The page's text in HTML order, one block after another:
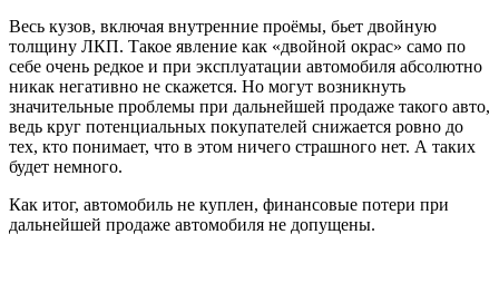
Весь кузов, включая внутренние проёмы, бьет двойную
толщину ЛКП. Такое явление как «двойной окрас» само по
себе очень редкое и при эксплуатации автомобиля абсолютно
никак негативно не скажется. Но могут возникнуть
значительные проблемы при дальнейшей продаже такого авто,
ведь круг потенциальных покупателей снижается ровно до
тех, кто понимает, что в этом ничего страшного нет. А таких
будет немного.
Как итог, автомобиль не куплен, финансовые потери при
дальнейшей продаже автомобиля не допущены.